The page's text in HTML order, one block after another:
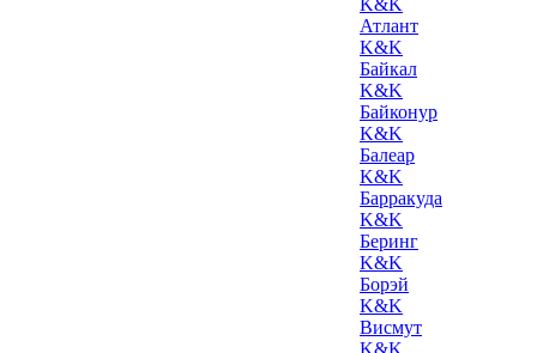
K&K
Атлант
K&K
Байкал
K&K
Байконур
K&K
Балеар
K&K
Барракуда
K&K
Беринг
K&K
Борэй
K&K
Висмут
K&K